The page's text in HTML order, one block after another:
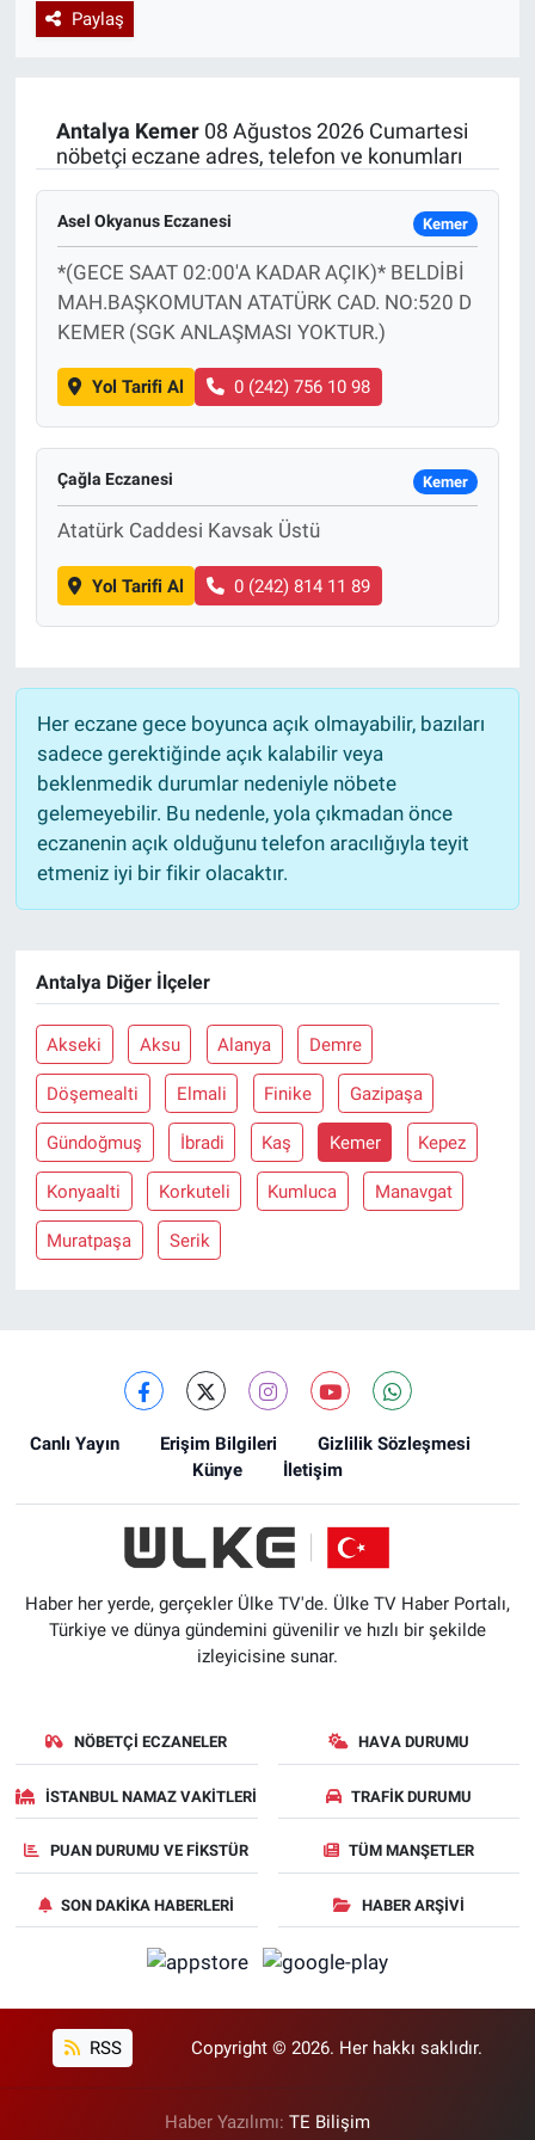
Paylaş
Antalya Kemer08 Ağustos 2026 Cumartesi
nöbetçi eczane adres, telefon ve konumları
Asel Okyanus Eczanesi Kemer
*(GECE SAAT 02:00'A KADAR AÇIK)* BELDİBİ
MAH.BAŞKOMUTAN ATATÜRK CAD. NO:520 D
KEMER (SGK ANLAŞMASI YOKTUR.)
Yol Tarifi Al 0 (242) 756 10 98
Çağla Eczanesi Kemer
Atatürk Caddesi Kavsak Üstü
Yol Tarifi Al 0 (242) 814 11 89
Her eczane gece boyunca açık olmayabilir, bazıları
sadece gerektiğinde açık kalabilir veya
beklenmedik durumlar nedeniyle nöbete
gelemeyebilir. Bu nedenle, yola çıkmadan önce
eczanenin açık olduğunu telefon aracılığıyla teyit
etmeniz iyi bir fikir olacaktır.
Antalya Diğer İlçeler
Akseki Aksu Alanya Demre
Döşemealti Elmali Finike Gazipaşa
Gündoğmuş İbradi Kaş Kemer Kepez
Konyaalti Korkuteli Kumluca Manavgat
Muratpaşa Serik
Canlı Yayın Erişim Bilgileri
Gizlilik Sözleşmesi
Künye
İletişim
Haber her yerde, gerçekler Ülke TV'de. Ülke TV Haber Portalı,
Türkiye ve dünya gündemini güvenilir ve hızlı bir şekilde
izleyicisine sunar.
NÖBETÇI ECZANELER HAVA DURUMU
İSTANBUL NAMAZ VAKITLERI TRAFIK DURUMU
PUAN DURUMU VE FIKSTÜR TÜM MANŞETLER
SON DAKIKA HABERLERI HABER ARŞIVI
RSS Copyright © 2026. Her hakkı saklıdır.
Haber Yazılımı: TE Bilişim
Özel Haberler
Dünya
Özel Haberler
Kadın
Erişim Bilgileri
Teknoloji
Ramazan
Haber Arşivi